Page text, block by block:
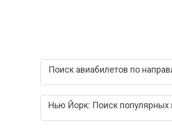
Поиск авиабилетов по
Нью Йорк: Поиск популярных